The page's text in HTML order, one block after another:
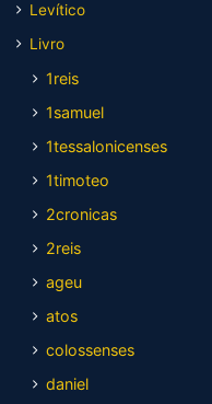
Levítico
Livro
1reis
1samuel
1tessalonicenses
1timoteo
2cronicas
2reis
ageu
atos
colossenses
daniel